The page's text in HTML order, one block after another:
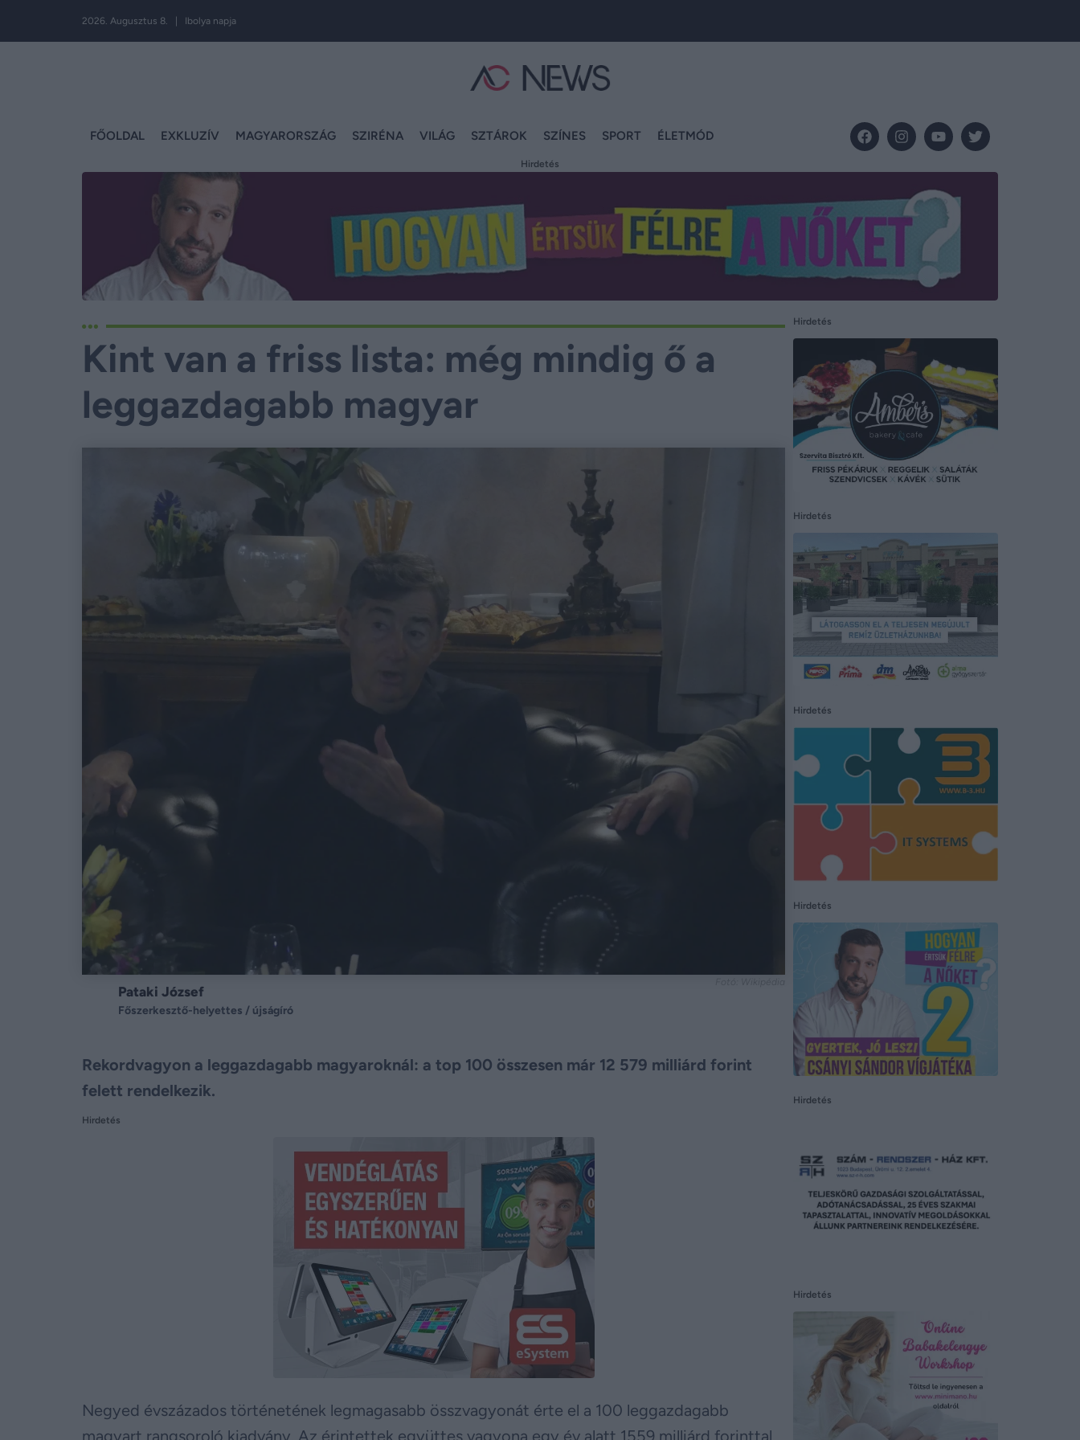
2026. Augusztus 8. | Ibolya napja
FŐOLDAL EXKLUZÍV MAGYARORSZÁG SZIRÉNA VILÁG SZTÁROK SZÍNES SPORT ÉLETMÓD
Hirdetés
Kint van a friss lista: még mindig ő a
leggazdagabb magyar
Pataki József
Főszerkesztő-helyettes / újságíró
Rekordvagyon a leggazdagabb magyaroknál: a top 100 összesen már 12 579 milliárd forint
felett rendelkezik.
Hirdetés
Negyed évszázados történetének legmagasabb összvagyonát érte el a 100 leggazdagabb
magyart rangsoroló kiadvány. Az érintettek együttes vagyona egy év alatt 1559 milliárd forinttal
Hirdetés
Hirdetés
Hirdetés
Hirdetés
Hirdetés
Hirdetés